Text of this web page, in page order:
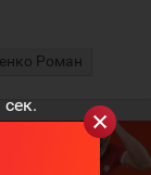
сек.
Роман